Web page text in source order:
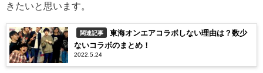
きたいと思います。
関連記事
東海オンエアコラボしない理由は？数少
ないコラボのまとめ！
2022.5.24